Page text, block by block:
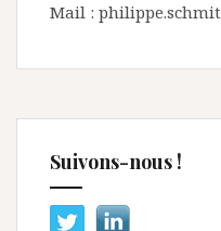
Mail :
Suivons-nous !